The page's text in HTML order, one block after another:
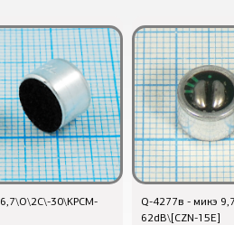
30\KPCM-
Q-4277в - микэ
62dB\[CZN-15E]